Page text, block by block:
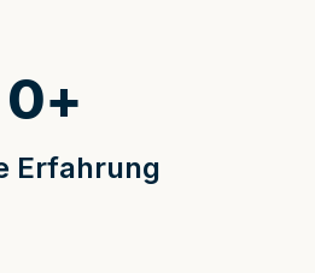
Erfahrung
0+